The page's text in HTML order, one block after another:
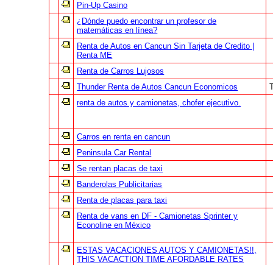
Pin-Up Casino
¿Dónde puedo encontrar un profesor de
matemáticas en línea?
Renta de Autos en Cancun Sin Tarjeta de Credito |
Renta ME
Renta de Carros Lujosos
Thunder Renta de Autos Cancun Economicos
renta de autos y camionetas, chofer ejecutivo.
Carros en renta en cancun
Peninsula Car Rental
Se rentan placas de taxi
Banderolas Publicitarias
Renta de placas para taxi
Renta de vans en DF - Camionetas Sprinter y
Econoline en México
ESTAS VACACIONES AUTOS Y CAMIONETAS!!,
THIS VACACTION TIME AFORDABLE RATES